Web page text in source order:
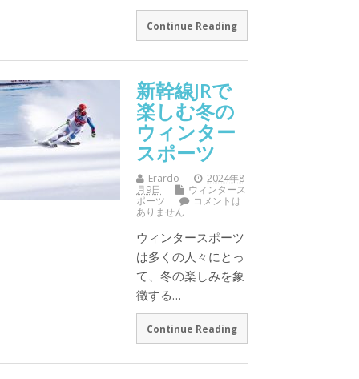
Continue Reading
新幹線JRで
楽しむ冬の
ウィンター
スポーツ
Erardo
2024年8
月9日
ウィンタース
ポーツ
コメントは
ありません
ウィンタースポーツ
は多くの人々にとっ
て、冬の楽しみを象
徴する…
Continue Reading